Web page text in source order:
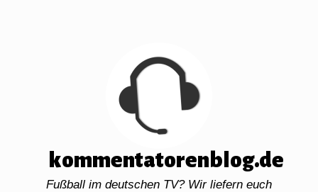
kommentatorenblog.de
Fußball im deutschen TV? Wir liefern euch